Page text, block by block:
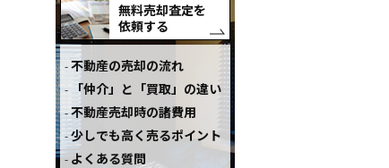
無料売却査定を
依頼する
不動産の売却の流れ
「仲介」と「買取」の違い
不動産売却時の諸費用
少しでも高く売るポイント
よくある質問